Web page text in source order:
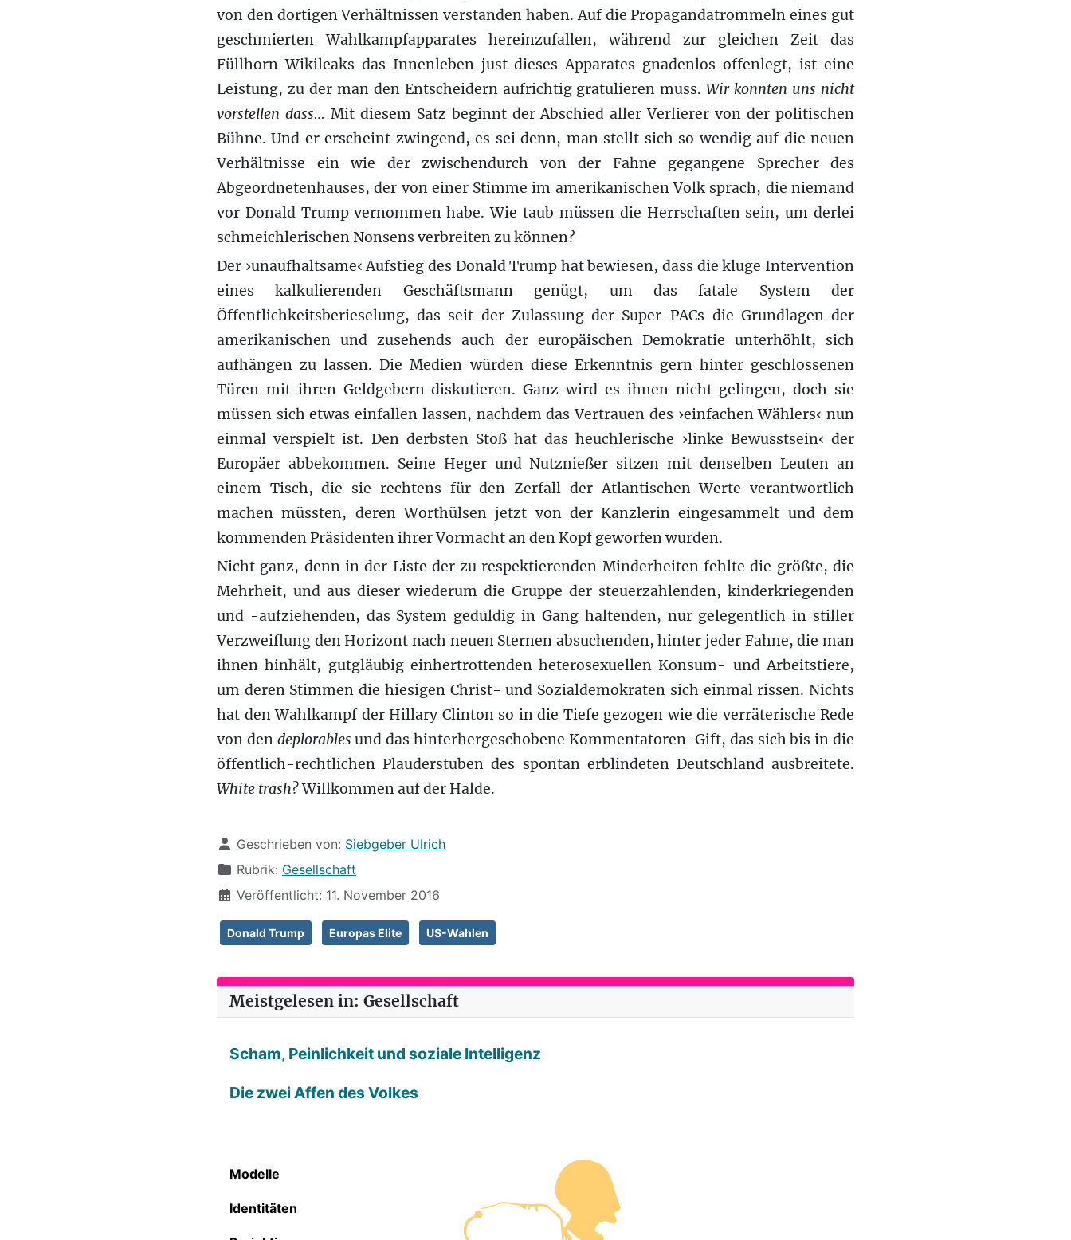
von den dortigen Verhältnissen verstanden haben. Auf die Propagandatrommeln eines gut
geschmierten Wahlkampfapparates hereinzufallen, während zur gleichen Zeit das
Füllhorn Wikileaks das Innenleben just dieses Apparates gnadenlos offenlegt, ist eine
Leistung, zu der man den Entscheidern aufrichtig gratulieren muss.Wir konnten uns nicht
vorstellen dass… Mit diesem Satz beginnt der Abschied aller Verlierer von der politischen
Bühne. Und er erscheint zwingend, es sei denn, man stellt sich so wendig auf die neuen
Verhältnisse ein wie der zwischendurch von der Fahne gegangene Sprecher des
Abgeordnetenhauses, der von einer Stimme im amerikanischen Volk sprach, die niemand
vor Donald Trump vernommen habe. Wie taub müssen die Herrschaften sein, um derlei
schmeichlerischen Nonsens verbreiten zu können?
Der ›unaufhaltsame‹ Aufstieg des Donald Trump hat bewiesen, dass die kluge Intervention
eines kalkulierenden Geschäftsmann genügt, um das fatale System der
Öffentlichkeitsberieselung, das seit der Zulassung der Super-PACs die Grundlagen der
amerikanischen und zusehends auch der europäischen Demokratie unterhöhlt, sich
aufhängen zu lassen. Die Medien würden diese Erkenntnis gern hinter geschlossenen
Türen mit ihren Geldgebern diskutieren. Ganz wird es ihnen nicht gelingen, doch sie
müssen sich etwas einfallen lassen, nachdem das Vertrauen des ›einfachen Wählers‹ nun
einmal verspielt ist. Den derbsten Stoß hat das heuchlerische ›linke Bewusstsein‹ der
Europäer abbekommen. Seine Heger und Nutznießer sitzen mit denselben Leuten an
einem Tisch, die sie rechtens für den Zerfall der Atlantischen Werte verantwortlich
machen müssten, deren Worthülsen jetzt von der Kanzlerin eingesammelt und dem
kommenden Präsidenten ihrer Vormacht an den Kopf geworfen wurden.
Nicht ganz, denn in der Liste der zu respektierenden Minderheiten fehlte die größte, die
Mehrheit, und aus dieser wiederum die Gruppe der steuerzahlenden, kinderkriegenden
und -aufziehenden, das System geduldig in Gang haltenden, nur gelegentlich in stiller
Verzweiflung den Horizont nach neuen Sternen absuchenden, hinter jeder Fahne, die man
ihnen hinhält, gutgläubig einhertrottenden heterosexuellen Konsum- und Arbeitstiere,
um deren Stimmen die hiesigen Christ- und Sozialdemokraten sich einmal rissen. Nichts
hat den Wahlkampf der Hillary Clinton so in die Tiefe gezogen wie die verräterische Rede
von den deplorables und das hinterhergeschobene Kommentatoren-Gift, das sich bis in die
öffentlich-rechtlichen Plauderstuben des spontan erblindeten Deutschland ausbreitete.
White trash?Willkommen auf der Halde.
DetailsGeschrieben von: Siebgeber Ulrich
Rubrik: Gesellschaft
Veröffentlicht: 11. November 2016
Donald Trump Europas Elite US-Wahlen
Meistgelesen in: Gesellschaft
Scham, Peinlichkeit und soziale Intelligenz
Die zwei Affen des Volkes
Modelle
Identitäten